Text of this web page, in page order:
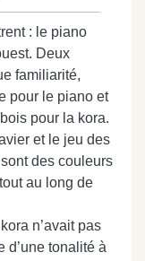
: le piano
Deux
familiarité,
pour le piano et
pour la kora.
et le jeu des
des couleurs
au long de
n’avait pas
d’une tonalité à